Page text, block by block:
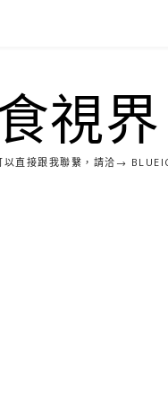
視界
以直接跟我聯繫，請洽→